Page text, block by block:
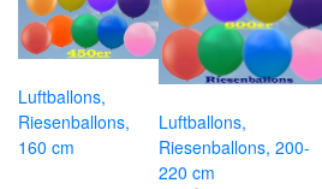
Luftballons,
Riesenballons,
160 cm
Luftballons,
Riesenballons, 200-
220 cm